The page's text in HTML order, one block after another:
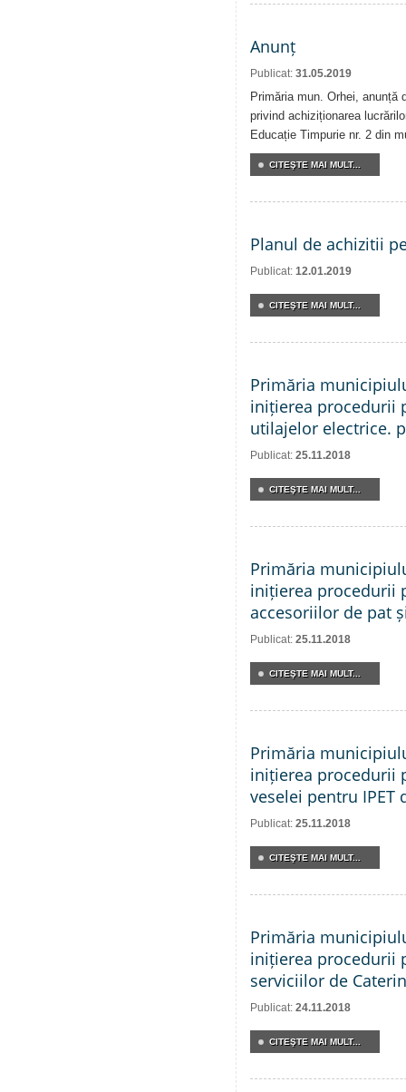
Anunț
Publicat: 31.05.2019
Primăria mun. Orhei, anunță
privind achiziționarea
Educație Timpurie nr. 2 din
CITEŞTE MAI MULT...
Planul de achizitii
Publicat: 12.01.2019
CITEŞTE MAI MULT...
Primăria
inițierea procedurii
utilajelor electrice.
Publicat: 25.11.2018
CITEŞTE MAI MULT...
Primăria
inițierea procedurii
accesoriilor de pat
Publicat: 25.11.2018
CITEŞTE MAI MULT...
Primăria
inițierea procedurii
veselei pentru IPET
Publicat: 25.11.2018
CITEŞTE MAI MULT...
Primăria
inițierea procedurii
serviciilor de
Publicat: 24.11.2018
CITEŞTE MAI MULT...